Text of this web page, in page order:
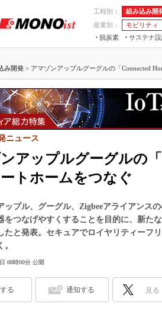
工程別： 組み込み開
産業別：
モビリティ
脱炭素
サステナ
つながる工場
つながるサービス
AI×設備保全
Physical AI
み開発 > アマゾンアップルグーグルの「Connected
アップルグーグルの「
トホームをつなぐ
ニュース
ップル、グーグル、Zigbeeアライアンス
をつなげやすくすることを目的に、新た
たと発表。セキュアでロイヤリティーフ
08時00分 公開
る 通知する 見る